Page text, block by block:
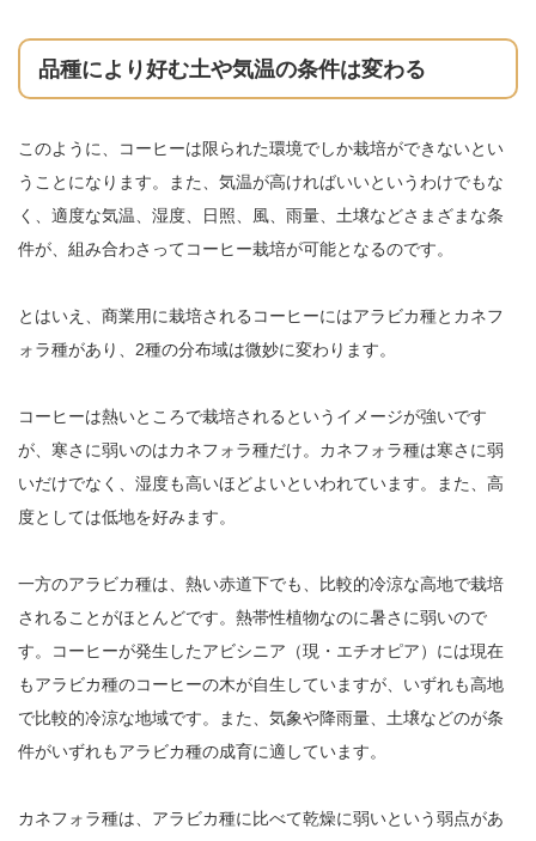
品種により好む土や気温の条件は変わる
このように、コーヒーは限られた環境でしか栽培ができないとい
うことになります。また、気温が高ければいいというわけでもな
く、適度な気温、湿度、日照、風、雨量、土壌などさまざまな条
件が、組み合わさってコーヒー栽培が可能となるのです。
とはいえ、商業用に栽培されるコーヒーにはアラビカ種とカネフ
ォラ種があり、2種の分布域は微妙に変わります。
コーヒーは熱いところで栽培されるというイメージが強いです
が、寒さに弱いのはカネフォラ種だけ。カネフォラ種は寒さに弱
いだけでなく、湿度も高いほどよいといわれています。また、高
度としては低地を好みます。
一方のアラビカ種は、熱い赤道下でも、比較的冷涼な高地で栽培
されることがほとんどです。熱帯性植物なのに暑さに弱いので
す。コーヒーが発生したアビシニア（現・エチオピア）には現在
もアラビカ種のコーヒーの木が自生していますが、いずれも高地
で比較的冷涼な地域です。また、気象や降雨量、土壌などのが条
件がいずれもアラビカ種の成育に適しています。
カネフォラ種は、アラビカ種に比べて乾燥に弱いという弱点があ